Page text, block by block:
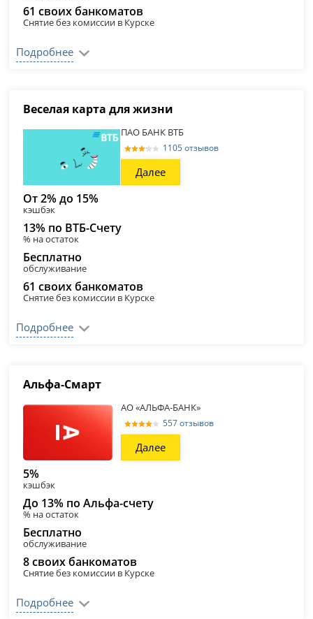
61 своих банкоматов
Снятие без комиссии в Курске
Подробнее
Веселая карта для жизни
ПАО БАНК ВТБ
1105 отзывов
Далее
От 2% до 15%
кэшбэк
13% по ВТБ-Счету
% на остаток
Бесплатно
обслуживание
61 своих банкоматов
Снятие без комиссии в Курске
Подробнее
Альфа‑Смарт
АО «АЛЬФА-БАНК»
557 отзывов
Далее
5%
кэшбэк
До 13% по Альфа-счету
% на остаток
Бесплатно
обслуживание
8 своих банкоматов
Снятие без комиссии в Курске
Подробнее